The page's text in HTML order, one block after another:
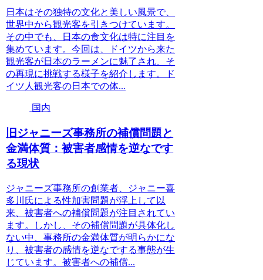
日本はその独特の文化と美しい風景で、
世界中から観光客を引きつけています。
その中でも、日本の食文化は特に注目を
集めています。今回は、ドイツから来た
観光客が日本のラーメンに魅了され、そ
の再現に挑戦する様子を紹介します。ド
イツ人観光客の日本での体...
国内
旧ジャニーズ事務所の補償問題と
金満体質：被害者感情を逆なです
る現状
ジャニーズ事務所の創業者、ジャニー喜
多川氏による性加害問題が浮上して以
来、被害者への補償問題が注目されてい
ます。しかし、その補償問題が具体化し
ない中、事務所の金満体質が明らかにな
り、被害者の感情を逆なでする事態が生
じています。被害者への補償...